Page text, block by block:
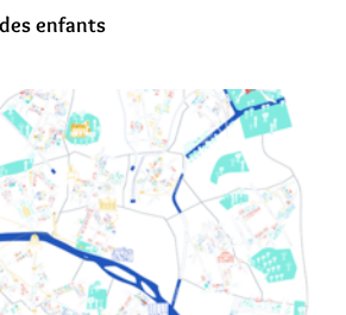
des enfants